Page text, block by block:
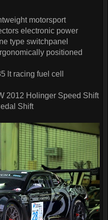
motorsport
electronic power
type switchpanel
positioned
lt racing fuel cell
2012 Holinger Speed Shift
Shift